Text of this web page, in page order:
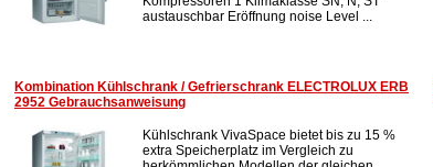
austauschbar Eröffnung noise Level ...
Kombination Kühlschrank / Gefrierschrank ELECTROLUX ERB
2952 Gebrauchsanweisung
Kühlschrank VivaSpace bietet bis zu 15 %
extra Speicherplatz im Vergleich zu